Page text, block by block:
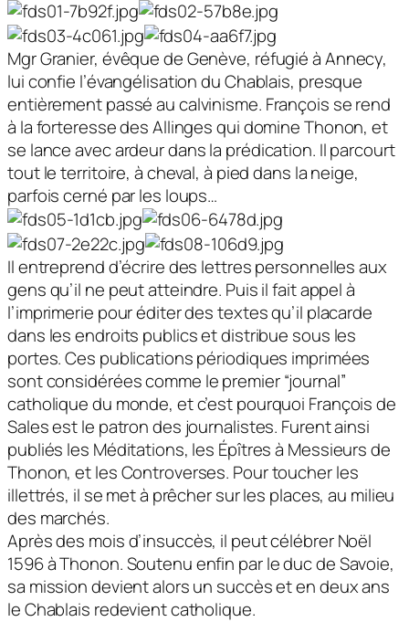
Mgr Granier, évêque de Genève, réfugié à Annecy,
lui confie l’évangélisation du Chablais, presque
entièrement passé au calvinisme. François se rend
à la forteresse des Allinges qui domine Thonon, et
se lance avec ardeur dans la prédication. Il parcourt
tout le territoire, à cheval, à pied dans la neige,
parfois cerné par les loups…
Il entreprend d’écrire des lettres personnelles aux
gens qu’il ne peut atteindre. Puis il fait appel à
l’imprimerie pour éditer des textes qu’il placarde
dans les endroits publics et distribue sous les
portes. Ces publications périodiques imprimées
sont considérées comme le premier “journal”
catholique du monde, et c’est pourquoi François de
Sales est le patron des journalistes. Furent ainsi
publiés les Méditations, les Épîtres à Messieurs de
Thonon, et les Controverses. Pour toucher les
illettrés, il se met à prêcher sur les places, au milieu
des marchés.
Après des mois d’insuccès, il peut célébrer Noël
1596 à Thonon. Soutenu enfin par le duc de Savoie,
sa mission devient alors un succès et en deux ans
le Chablais redevient catholique.